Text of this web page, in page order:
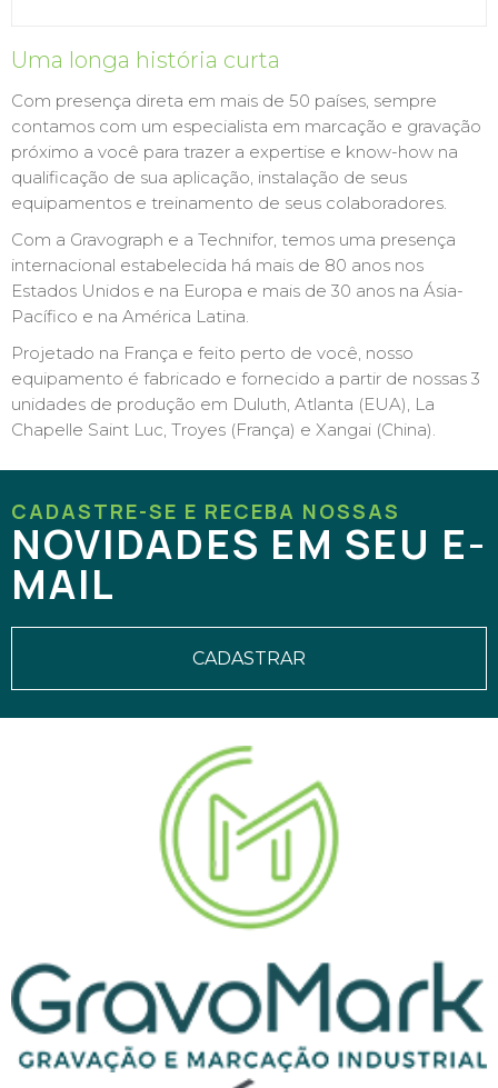
Uma longa história curta
Com presença direta em mais de 50 países, sempre
contamos com um especialista em marcação e gravação
próximo a você para trazer a expertise e know-how na
qualificação de sua aplicação, instalação de seus
equipamentos e treinamento de seus colaboradores.
Com a Gravograph e a Technifor, temos uma presença
internacional estabelecida há mais de 80 anos nos
Estados Unidos e na Europa e mais de 30 anos na Ásia-
Pacífico e na América Latina.
Projetado na França e feito perto de você, nosso
equipamento é fabricado e fornecido a partir de nossas 3
unidades de produção em Duluth, Atlanta (EUA), La
Chapelle Saint Luc, Troyes (França) e Xangai (China).
CADASTRE-SE E RECEBA NOSSAS
NOVIDADES EM SEU E-
MAIL
CADASTRAR